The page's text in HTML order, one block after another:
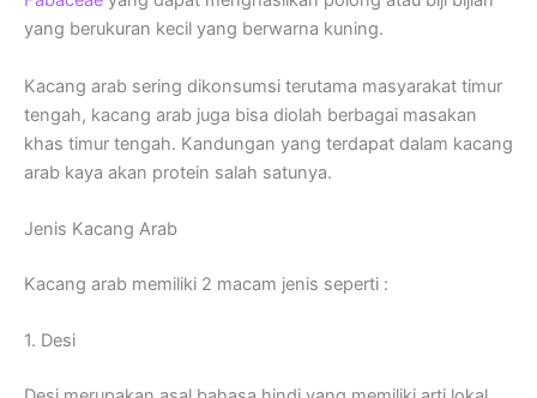
yang berukuran kecil yang berwarna kuning.
Kacang arab sering dikonsumsi terutama masyarakat timur
tengah, kacang arab juga bisa diolah berbagai masakan
khas timur tengah. Kandungan yang terdapat dalam kacang
arab kaya akan protein salah satunya.
Jenis Kacang Arab
Kacang arab memiliki 2 macam jenis seperti :
1. Desi